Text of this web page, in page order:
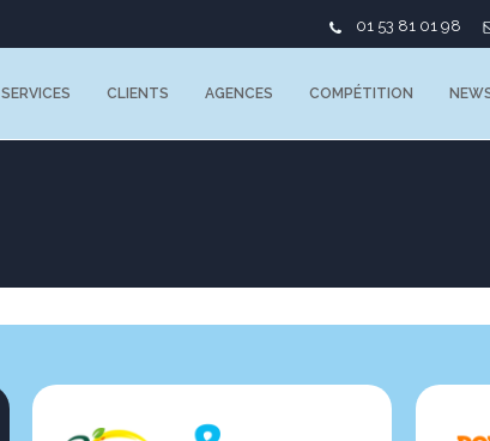
01 53 81 01 98
SERVICES CLIENTS AGENCES COMPÉTITION